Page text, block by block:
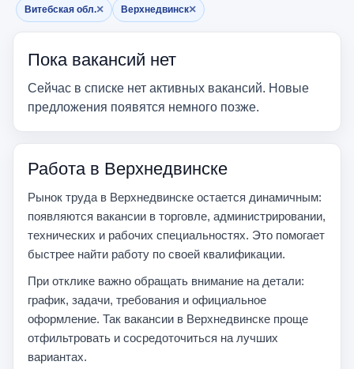
Витебская обл.×
Убрать фильтр
Верхнедвинск×
Убрать фильтр
Пока вакансий нет
Сейчас в списке нет активных вакансий. Новые
предложения появятся немного позже.
Работа в Верхнедвинске
Рынок труда в Верхнедвинске остается динамичным:
появляются вакансии в торговле, администрировании,
технических и рабочих специальностях. Это помогает
быстрее найти работу по своей квалификации.
При отклике важно обращать внимание на детали:
график, задачи, требования и официальное
оформление. Так вакансии в Верхнедвинске проще
отфильтровать и сосредоточиться на лучших
вариантах.